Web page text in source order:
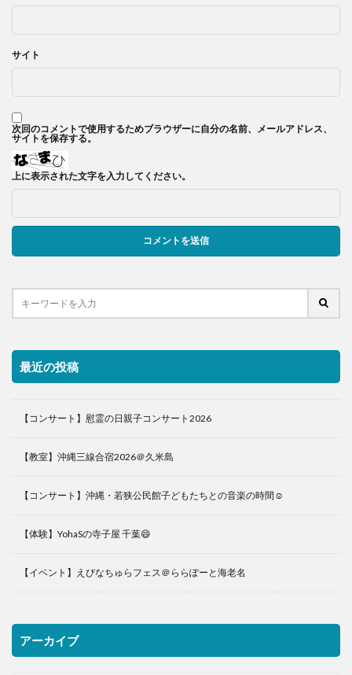
サイト
次回のコメントで使用するためブラウザーに自分の名前、メールアドレス、
サイトを保存する。
上に表示された文字を入力してください。
最近の投稿
【コンサート】慰霊の日親子コンサート2026
【教室】沖縄三線合宿2026＠久米島
【コンサート】沖縄・若狭公民館子どもたちとの音楽の時間☺️
【体験】YohaSの寺子屋 千葉😄
【イベント】えびなちゅらフェス＠ららぽーと海老名
アーカイブ